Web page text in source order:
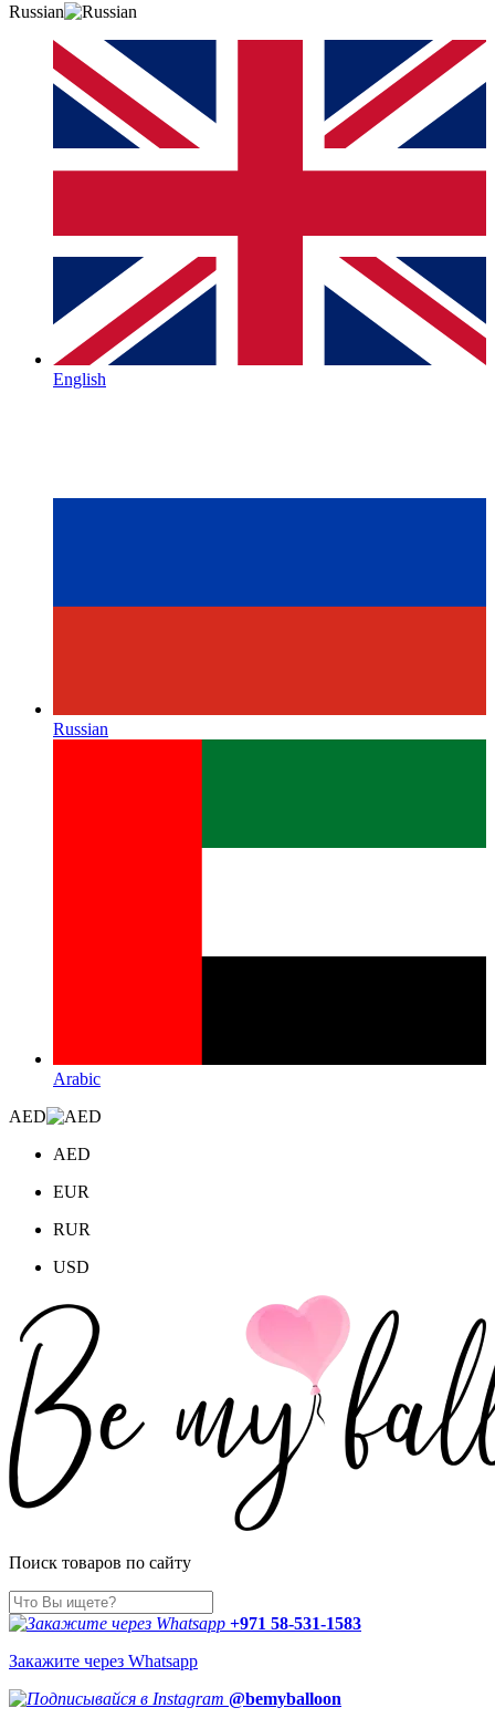
Russian
English
Russian
Arabic
AED
AED
EUR
RUR
USD
Поиск товаров по сайту
+971 58-531-1583
Закажите через Whatsapp
@bemyballoon